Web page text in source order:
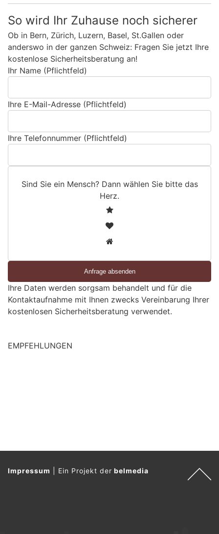
So wird Ihr Zuhause noch sicherer
Ob in Bern, Zürich, Luzern, Basel, St.Gallen oder
anderswo in der ganzen Schweiz: Fragen Sie jetzt Ihre
kostenlose Sicherheitsberatung an!
Ihr Name (Pflichtfeld)
Ihre E-Mail-Adresse (Pflichtfeld)
Ihre Telefonnummer (Pflichtfeld)
Sind Sie ein Mensch? Dann wählen Sie bitte das
Herz.
e
i
n
n
w
h
Ihre Daten werden sorgsam behandelt und für die
Kontaktaufnahme mit Ihnen zwecks Vereinbarung Ihrer
kostenlosen Sicherheitsberatung verwendet.
Impressum Ein Projekt derbelmedia